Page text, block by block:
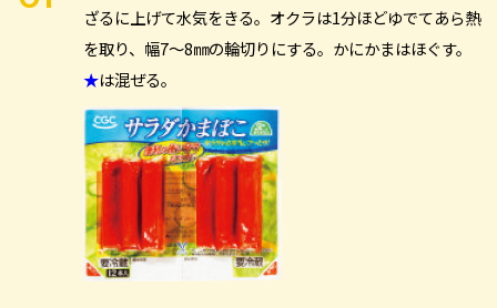
ざるに上げて水気をきる。オクラは1分ほどゆでてあら熱
を取り、幅7～8㎜の輪切りにする。かにかまはほぐす。
★は混ぜる。